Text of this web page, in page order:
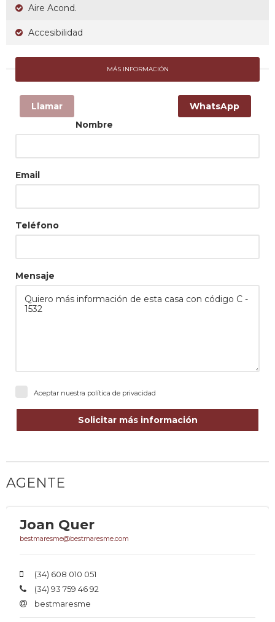
Aire Acond.
Accesibilidad
Llamar WhatsApp
MÁS INFORMACIÓN
Nombre
Email
Teléfono
Mensaje
Aceptar nuestra política de privacidad
Solicitar más información
AGENTE
Joan Quer
bestmaresme@bestmaresme.com
(34) 608 010 051
(34) 93 759 46 92
bestmaresme